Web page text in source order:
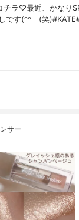
チラ♡最近、かなり
です(^^ゞ(笑
サー